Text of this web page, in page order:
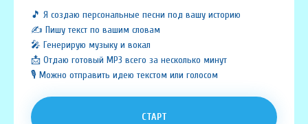
🎵 Я создаю персональные песни под вашу историю
✍️ Пишу текст по вашим словам
🎤 Генерирую музыку и вокал
📩 Отдаю готовый MP3 всего за несколько минут
🎙️ Можно отправить идею текстом или голосом
СТАРТ